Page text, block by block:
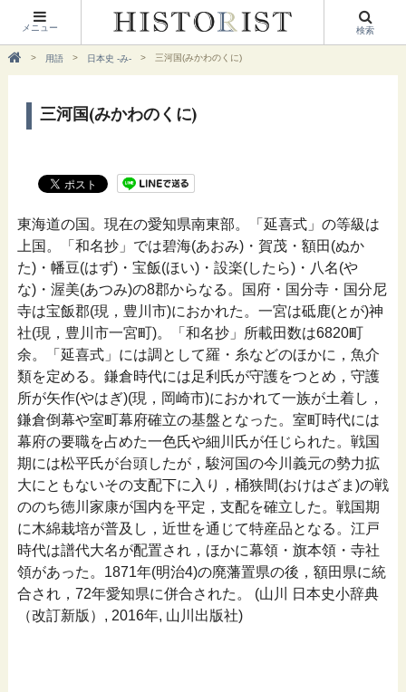
メニュー 検索
用語 日本史 -み- 三河国(みかわのくに)
三河国(みかわのくに)
東海道の国。現在の愛知県南東部。「延喜式」の等級は
上国。「和名抄」では碧海(あおみ)・賀茂・額田(ぬか
た)・幡豆(はず)・宝飯(ほい)・設楽(したら)・八名(や
な)・渥美(あつみ)の8郡からなる。国府・国分寺・国分尼
寺は宝飯郡(現，豊川市)におかれた。一宮は砥鹿(とが)神
社(現，豊川市一宮町)。「和名抄」所載田数は6820町
余。「延喜式」には調として羅・糸などのほかに，魚介
類を定める。鎌倉時代には足利氏が守護をつとめ，守護
所が矢作(やはぎ)(現，岡崎市)におかれて一族が土着し，
鎌倉倒幕や室町幕府確立の基盤となった。室町時代には
幕府の要職を占めた一色氏や細川氏が任じられた。戦国
期には松平氏が台頭したが，駿河国の今川義元の勢力拡
大にともないその支配下に入り，桶狭間(おけはざま)の戦
ののち徳川家康が国内を平定，支配を確立した。戦国期
に木綿栽培が普及し，近世を通じて特産品となる。江戸
時代は譜代大名が配置され，ほかに幕領・旗本領・寺社
領があった。1871年(明治4)の廃藩置県の後，額田県に統
合され，72年愛知県に併合された。 (山川 日本史小辞典
（改訂新版）, 2016年, 山川出版社)